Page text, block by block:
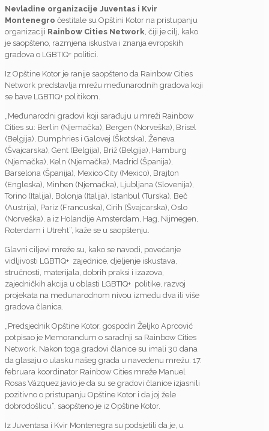
Nevladine organizacije Juventas i Kvir
Montenegro čestitale su Opštini Kotor na pristupanju
organizaciji Rainbow Cities Network, čiji je cilj, kako
je saopšteno, razmjena iskustva i znanja evropskih
gradova o LGBTIQ+ politici.
Iz Opštine Kotor je ranije saopšteno da Rainbow Cities
Network predstavlja mrežu međunarodnih gradova koji
se bave LGBTIQ+ politikom.
„Međunarodni gradovi koji sarađuju u mreži Rainbow
Cities su: Berlin (Njemačka), Bergen (Norveška), Brisel
(Belgija), Dumphries i Galovej (Škotska), Ženeva
(Švajcarska), Gent (Belgija), Briž (Belgija), Hamburg
(Njemačka), Keln (Njemačka), Madrid (Španija),
Barselona (Španija), Mexico City (Mexico), Brajton
(Engleska), Minhen (Njemačka), Ljubljana (Slovenija),
Torino (Italija), Bolonja (Italija), Istanbul (Turska), Beč
(Austrija), Pariz (Francuska), Cirih (Švajcarska), Oslo
(Norveška), a iz Holandije Amsterdam, Hag, Nijmegen,
Roterdam i Utreht“, kaže se u saopštenju.
Glavni ciljevi mreže su, kako se navodi, povećanje
vidljivosti LGBTIQ+ zajednice, djeljenje iskustava,
stručnosti, materijala, dobrih praksi i izazova,
zajedničkih akcija u oblasti LGBTIQ+ politike, razvoj
projekata na međunarodnom nivou između dva ili više
gradova članica.
„Predsjednik Opštine Kotor, gospodin Željko Aprcović
potpisao je Memorandum o saradnji sa Rainbow Cities
Network. Nakon toga gradovi članice su imali 30 dana
da glasaju o ulasku našeg grada u navedenu mrežu. 17.
februara koordinator Rainbow Cities mreže Manuel
Rosas Vázquez javio je da su se gradovi članice izjasnili
pozitivno o pristupanju Opštine Kotor i da joj žele
dobrodošlicu“, saopšteno je iz Opštine Kotor.
Iz Juventasa i Kvir Montenegra su podsjetili da je, u